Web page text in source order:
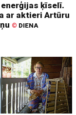
ķīselī.
ar aktieri Artūru
© DIENA